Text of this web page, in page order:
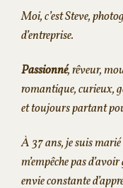
Moi, c’est Steve,
d’entreprise.
Passionné, rêveur,
romantique, curieux,
et toujours partant
À 37 ans, je suis
m’empêche pas
envie constante